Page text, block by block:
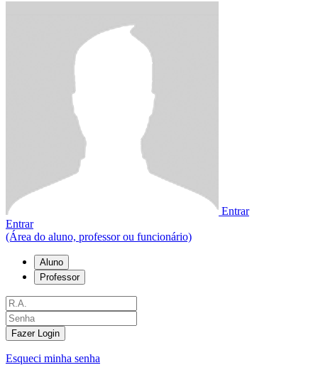
Entrar
Entrar
(Área do aluno, professor ou funcionário)
Aluno
Professor
Fazer Login
Esqueci minha senha